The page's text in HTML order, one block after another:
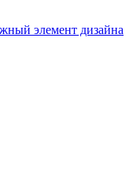
элемент дизайна